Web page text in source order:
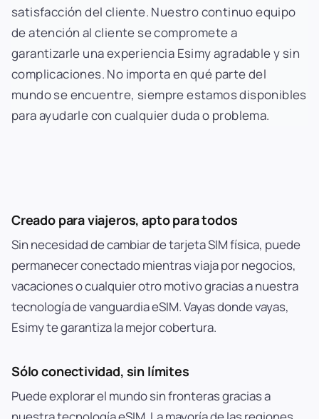
satisfacción del cliente. Nuestro continuo equipo
de atención al cliente se compromete a
garantizarle una experiencia Esimy agradable y sin
complicaciones. No importa en qué parte del
mundo se encuentre, siempre estamos disponibles
para ayudarle con cualquier duda o problema.
Creado para viajeros, apto para todos
Sin necesidad de cambiar de tarjeta SIM física, puede
permanecer conectado mientras viaja por negocios,
vacaciones o cualquier otro motivo gracias a nuestra
tecnología de vanguardia eSIM. Vayas donde vayas,
Esimy te garantiza la mejor cobertura.
Sólo conectividad, sin límites
Puede explorar el mundo sin fronteras gracias a